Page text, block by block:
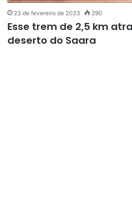
23 de fevereiro de 2023 290
Esse trem de 2,5 km
deserto do Saara